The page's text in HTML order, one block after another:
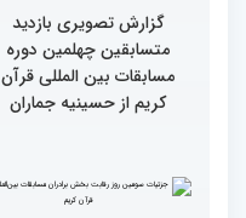
گزارش تصویری نشست
صمیمی رئیس سازمان اوقاف
و امور خیریه با هیأت داوران
خواهران و برادران،
متسابقین چهلمین دوره
کریم(بخش دوم)